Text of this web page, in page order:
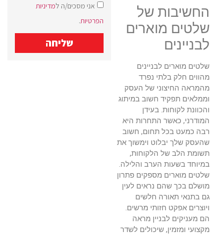
החשיבות של
שלטים מוארים
לבניינים
שלטים מוארים לבניינים
מהווים חלק בלתי נפרד
מהמראה החיצוני של העסק
וממלאים תפקיד חשוב במיתוג
והכוונת לקוחות. בעידן
המודרני, כאשר התחרות היא
רבה כמעט בכל תחום, חשוב
שהעסק שלך יבלוט וימשוך את
תשומת הלב של הלקוחות,
במיוחד בשעות הערב והלילה.
שלטים מוארים מספקים פתרון
מושלם בכך שהם נראים לעין
גם בתנאי תאורה חלשים
ויוצרים אפקט חזותי מרשים.
הם מעניקים לבניין מראה
מקצועי ומזמין, שיכולים לשדר
אני מסכים/ה למדיניות
הפרטיות.
שליחה